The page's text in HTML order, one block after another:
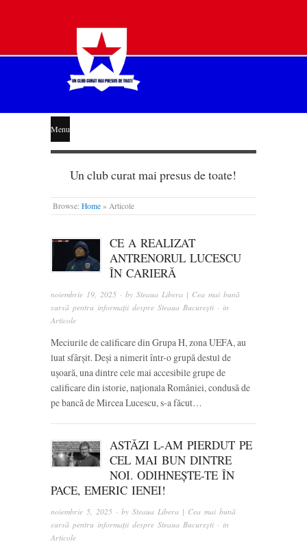
STEAUA
LIBERĂ
Menu
Un club curat mai presus de toate!
Browse: Home » Articole
CE A REALIZAT
ANTRENORUL LUCESCU
ÎN CARIERĂ
noiembrie 19, 2025 · by Steaua Libera | Cea mai bună
sursă pentru informații despre Steaua București · in
Articole
Meciurile de calificare din Grupa H, zona UEFA, au
luat sfârșit. Deși a nimerit într-o grupă destul de
ușoară, una dintre cele mai accesibile grupe de
calificare din istorie, naționala României, condusă de
pe bancă de Mircea Lucescu, s-a făcut…
ASTĂZI L-AM PIERDUT PE
CEL MAI BUN DINTRE
NOI. ODIHNEȘTE-TE ÎN
PACE, EMERIC IENEI!
noiembrie 5, 2025 · by Steaua Libera | Cea mai bună
sursă pentru informații despre Steaua București · in
Articole